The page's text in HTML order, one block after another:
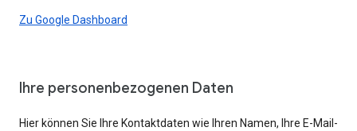
Zu Google Dashboard
Ihre personenbezogenen Daten
Hier können Sie Ihre Kontaktdaten wie Ihren Namen, Ihre E-Mail-